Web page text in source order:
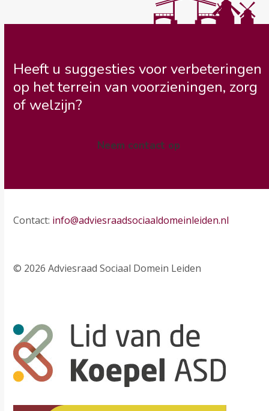
Heeft u suggesties voor verbeteringen
op het terrein van voorzieningen, zorg
of welzijn?
Neem contact op
Contact: info@adviesraadsociaaldomeinleiden.nl
© 2026 Adviesraad Sociaal Domein Leiden